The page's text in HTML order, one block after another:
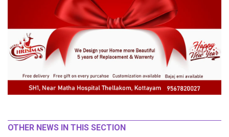
OTHER NEWS IN THIS SECTION